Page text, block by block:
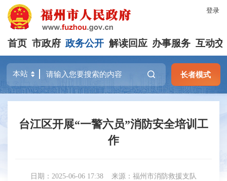
登录
首页 市政府 政务公开 解读回应 办事服务 互动交
长者模式
台江区开展“一警六员”消防安全培训工
作
日期：2025-06-06 17:38
来源：福州市消防救援支队